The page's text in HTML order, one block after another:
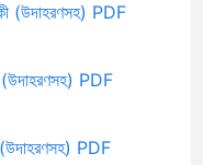
(উদাহরণসহ) PDF
PDF
PDF